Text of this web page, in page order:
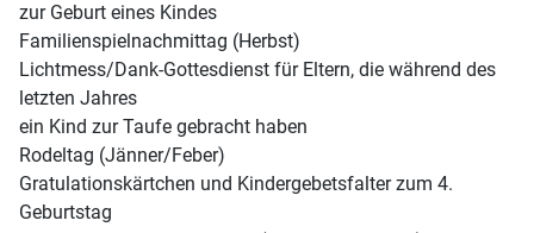
zur Geburt eines Kindes
Familienspielnachmittag (Herbst)
Lichtmess/Dank-Gottesdienst für Eltern, die während des
letzten Jahres
ein Kind zur Taufe gebracht haben
Rodeltag (Jänner/Feber)
Gratulationskärtchen und Kindergebetsfalter zum 4.
Geburtstag